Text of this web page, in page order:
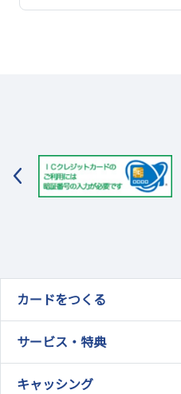
カードをつくる
サービス・特典
キャッシング